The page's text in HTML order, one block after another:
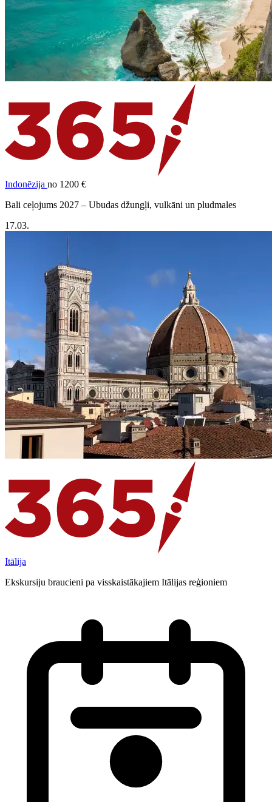
Indonēzija no 1200 €
Bali ceļojums 2027 – Ubudas džungļi, vulkāni un pludmales
17.03.
Itālija
Ekskursiju braucieni pa visskaistākajiem Itālijas reģioniem